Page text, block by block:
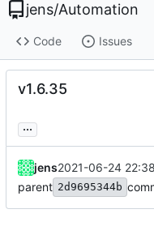
jens/Automation
Code Issues
v1.6.35
...
jens2021-06-24
parent 2d9695344b